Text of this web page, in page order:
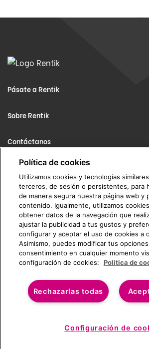
Pásate a Rentik
Sobre Rentik
Contáctanos
info@rentik.com
911 675 606
Política de cookies
Utilizamos cookies y tecnologías
terceros, de sesión o persistentes, para
de manera segura nuestra página web y
contenido. Igualmente, utilizamos
obtener datos de la navegación que
ajustar la publicidad a tus gustos y
configurar y aceptar el uso de cookies a
Asimismo, puedes modificar tus
consentimiento en cualquier momento
configuración de cookies:
Política de
Rechazarlas todas
Configuración de